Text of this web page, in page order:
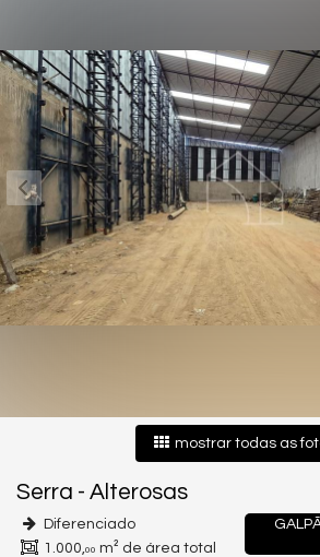
mostrar todas as
Serra - Alterosas
Diferenciado
1.000,00 m² de área total